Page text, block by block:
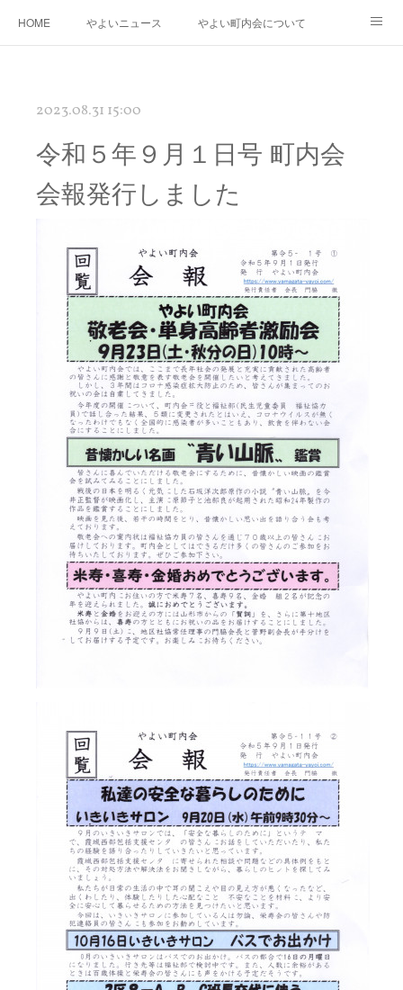
HOME やよいニュース やよい町内会について
桃の花さく やよい再生プロジェクト
やよいギャラリー リンク
2023.08.31 15:00
令和５年９月１日号 町内会
会報発行しました